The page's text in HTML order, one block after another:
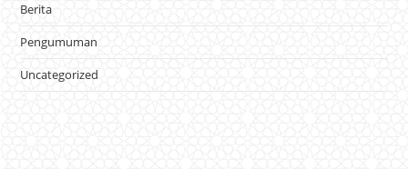
Berita
Pengumuman
Uncategorized